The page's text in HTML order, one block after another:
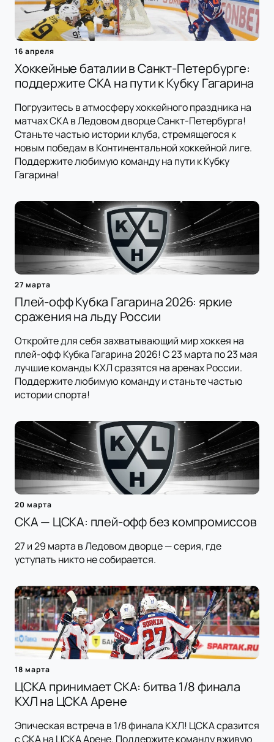
16 апреля
Хоккейные баталии в Санкт-Петербурге:
поддержите СКА на пути к Кубку Гагарина
Погрузитесь в атмосферу хоккейного праздника на
матчах СКА в Ледовом дворце Санкт-Петербурга!
Станьте частью истории клуба, стремящегося к
новым победам в Континентальной хоккейной лиге.
Поддержите любимую команду на пути к Кубку
Гагарина!
27 марта
Плей-офф Кубка Гагарина 2026: яркие
сражения на льду России
Откройте для себя захватывающий мир хоккея на
плей-офф Кубка Гагарина 2026! С 23 марта по 23 мая
лучшие команды КХЛ сразятся на аренах России.
Поддержите любимую команду и станьте частью
истории спорта!
20 марта
СКА — ЦСКА: плей-офф без компромиссов
27 и 29 марта в Ледовом дворце — серия, где
уступать никто не собирается.
18 марта
ЦСКА принимает СКА: битва 1/8 финала
КХЛ на ЦСКА Арене
Эпическая встреча в 1/8 финала КХЛ! ЦСКА сразится
с СКА на ЦСКА Арене. Поддержите команду вживую